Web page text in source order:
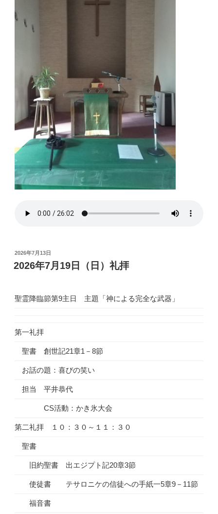
投
稿
日:
2026年7月13日
2026年7月19日（日）礼拝
聖霊降臨節第9主日 主題「神による完全な武器」
第一礼拝
聖書 創世記21章1－8節
お話の題：喜びの笑い
担当 平井恭代
CS活動：かき氷大会
第二礼拝 １０：３０～１１：３０
聖書
旧約聖書 出エジプト記20章3節
使徒書 テサロニケの信徒への手紙一5章9－11節
福音書